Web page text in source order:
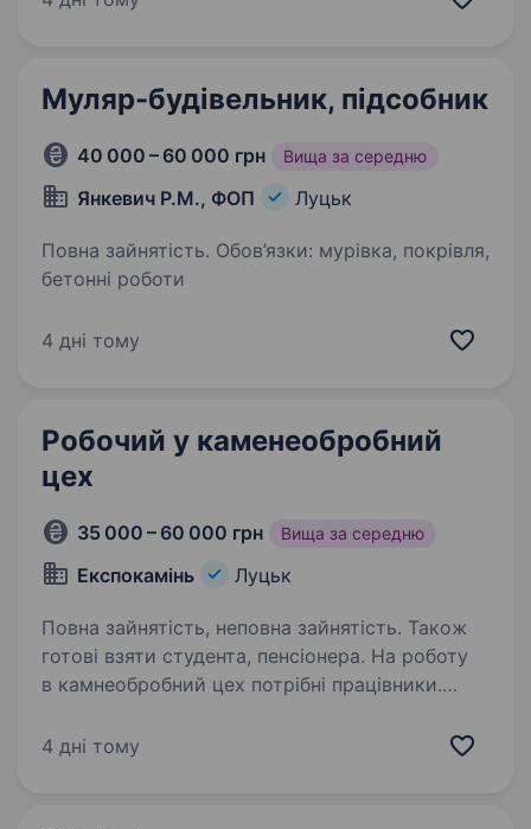
Муляр-будівельник, підсобник
40 000 – 60 000 грн Вища за середню
Янкевич Р.М., ФОП Луцьк
Повна зайнятість. Обов’язки: мурівка, покрівля,
бетонні роботи
4 дні тому
Робочий у каменеобробний
цех
35 000 – 60 000 грн Вища за середню
Експокамінь Луцьк
Повна зайнятість, неповна зайнятість. Також
готові взяти студента, пенсіонера. На роботу
в камнеобробний цех потрібні працівники.
4 дні тому